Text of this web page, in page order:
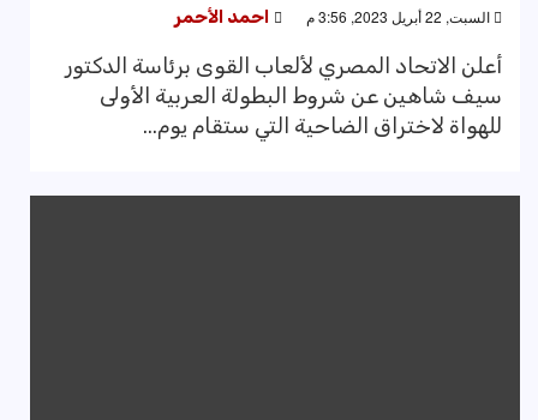
السبت, 22 أبريل 2023, 3:56 م احمد الأحمر
أعلن الاتحاد المصري لألعاب القوى برئاسة الدكتور
سيف شاهين عن شروط البطولة العربية الأولى
للهواة لاختراق الضاحية التي ستقام يوم...